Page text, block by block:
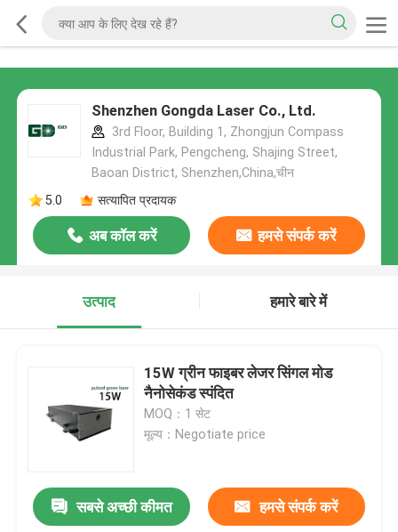
Shenzhen Gongda Laser Co., Ltd.
3rd Floor, Building 1, Zhongjun Compass
Industrial Park, Pengcheng, Shajing Street,
Baoan District, Shenzhen,China,चीन
5.0
सत्यापित प्रदायक
अब कॉल करें हमसे संपर्क करें
उत्पाद हमारे बारे में
15W ग्रीन फाइबर लेजर सिंगल मोड
नैनोसेकंड स्पंदित
MOQ：1 सेट
मूल्य：Negotiate price
सबसे अच्छी कीमत हमसे संपर्क करें